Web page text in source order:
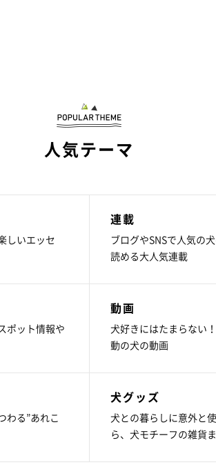
人気テーマ
しいエッセ
連載
ブログやSNSで人気の
読める大人気連載
ポット情報や
動画
犬好きにはたまらない
動の犬の動画
わる”あれこ
犬グッズ
犬との暮らしに意外と
ら、犬モチーフの雑貨